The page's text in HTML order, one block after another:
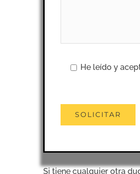
He leído y
Si tiene cualquier otra